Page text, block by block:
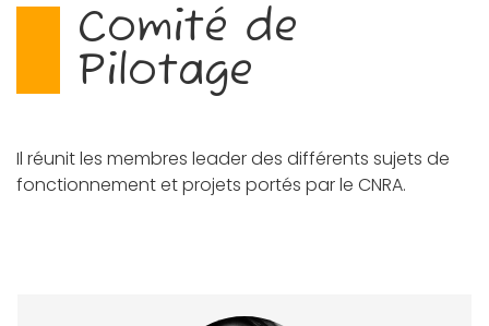
Comité de
Pilotage
Il réunit les membres leader des différents sujets de
fonctionnement et projets portés par le CNRA.